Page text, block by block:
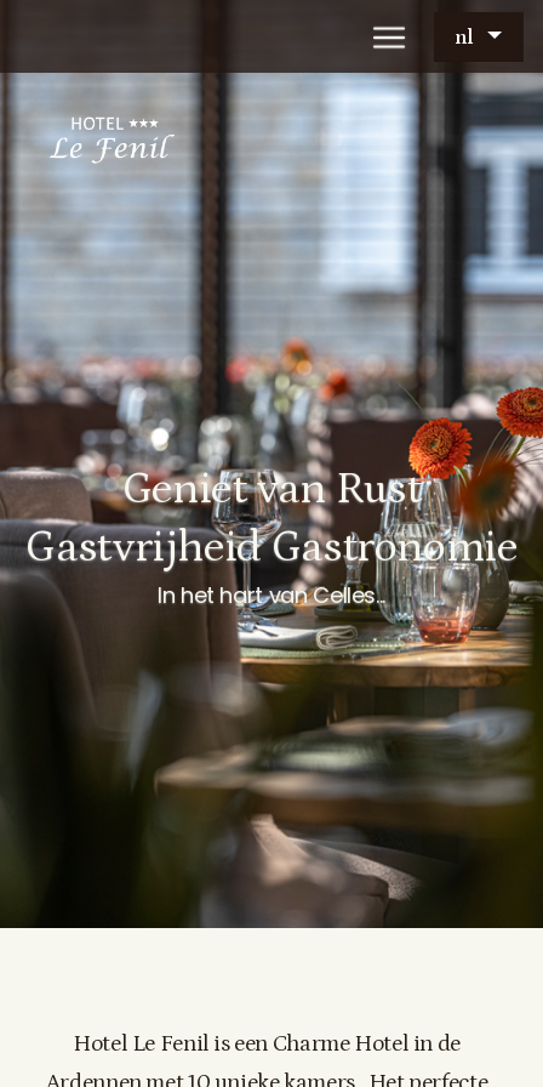
nl
Geniet van Rust
Gastvrijheid Gastronomie
In het hart van Celles...
Hotel Le Fenil is een Charme Hotel in de